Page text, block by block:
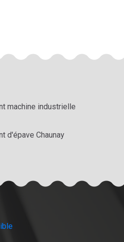
machine industrielle
d'épave Chaunay